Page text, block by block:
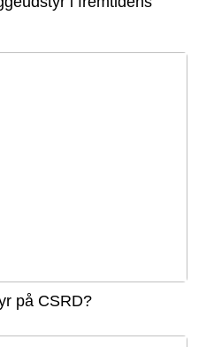
på CSRD?